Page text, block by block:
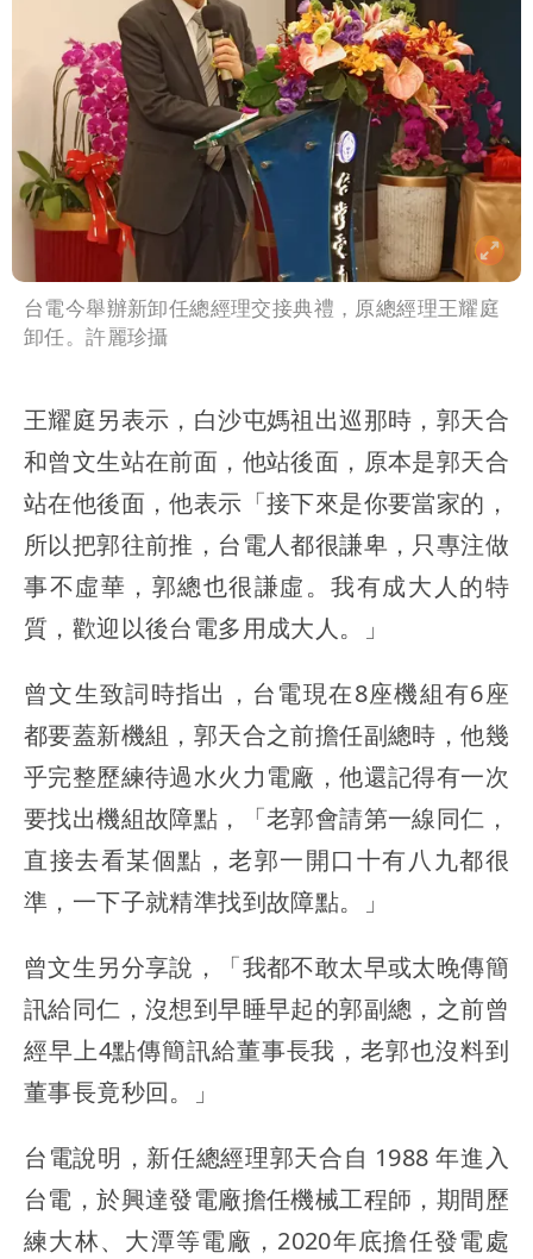
台電今舉辦新卸任總經理交接典禮，原總經理王耀庭
卸任。許麗珍攝
王耀庭另表示，白沙屯媽祖出巡那時，郭天合
和曾文生站在前面，他站後面，原本是郭天合
站在他後面，他表示「接下來是你要當家的，
所以把郭往前推，台電人都很謙卑，只專注做
事不虛華，郭總也很謙虛。我有成大人的特
質，歡迎以後台電多用成大人。」
曾文生致詞時指出，台電現在8座機組有6座
都要蓋新機組，郭天合之前擔任副總時，他幾
乎完整歷練待過水火力電廠，他還記得有一次
要找出機組故障點，「老郭會請第一線同仁，
直接去看某個點，老郭一開口十有八九都很
準，一下子就精準找到故障點。」
曾文生另分享說，「我都不敢太早或太晚傳簡
訊給同仁，沒想到早睡早起的郭副總，之前曾
經早上4點傳簡訊給董事長我，老郭也沒料到
董事長竟秒回。」
台電說明，新任總經理郭天合自 1988 年進入
台電，於興達發電廠擔任機械工程師，期間歷
練大林、大潭等電廠，2020年底擔任發電處